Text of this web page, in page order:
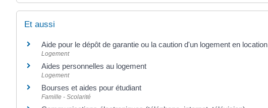
Et aussi
Aide pour le dépôt de garantie ou la caution d'un logement en location
Logement
Aides personnelles au logement
Logement
Bourses et aides pour étudiant
Famille - Scolarité